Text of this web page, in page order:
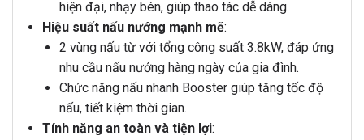
hiện đại, nhạy bén, giúp thao tác dễ dàng.
Hiệu suất nấu nướng mạnh mẽ:
2 vùng nấu từ với tổng công suất 3.8kW, đáp ứng
nhu cầu nấu nướng hàng ngày của gia đình.
Chức năng nấu nhanh Booster giúp tăng tốc độ
nấu, tiết kiệm thời gian.
Tính năng an toàn và tiện lợi: